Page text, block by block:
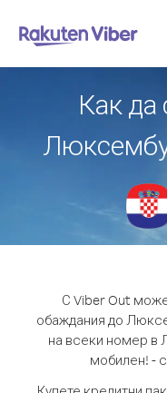
Как да
С Viber Out
обаждания до
на всеки номер в
мобилен! -